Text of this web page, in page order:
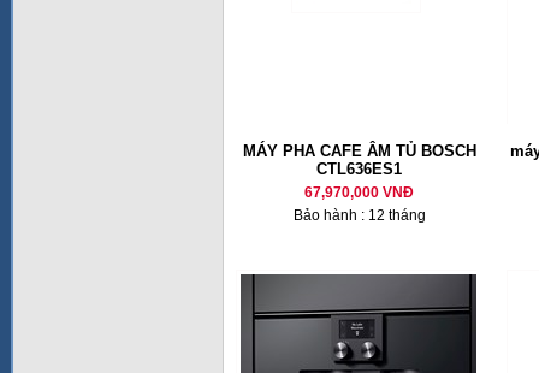
MÁY PHA CAFE ÂM TỦ BOSCH
CTL636ES1
67,970,000 VNĐ
Bảo hành : 12 tháng